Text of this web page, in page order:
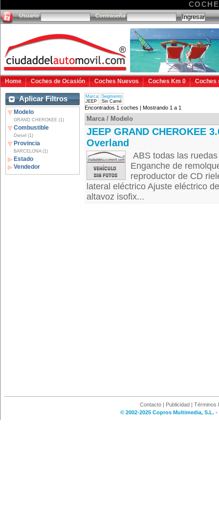
Usuario Contraseña
Home Coches de Ocasión Coches Nuevos Coches Km 0 Coches
Aplicar Filtros
Modelo
GRAND CHEROKEE (1)
Combustible
Diesel (1)
Provincia
BARCELONA (1)
Estado
Vendedor
Marca
JEEP
Segmento
Sin Carné
Encontrados 1 coches | Mostrando 1 a 1
Marca / Modelo
JEEP GRAND CHEROKEE
Overland
ABS todas las
Enganche de
reproductor de CD
lateral eléctrico Ajuste eléctrico
altavoz isofix...
Contacto | Publicidad | Términos
© 2002-2025 Copros Multimedia, S.L.